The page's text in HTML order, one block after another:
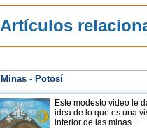
Artículos
Minas - Potosí
Este modesto video le
idea de lo que es una
interior de las minas....